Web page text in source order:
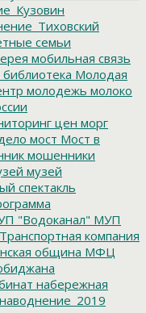
семьи
мобильная связь
Молодая
молодежь молоко
цен морг
мост Мост в
мошенники
музей
спектакль
"Водоканал" МУП
компания
община МФЦ
набережная
наводнение_2019